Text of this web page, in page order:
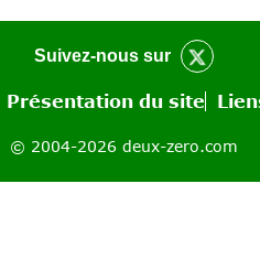
Suivez-nous sur
Présentation du site
© 2004-2026 deux-zero.com